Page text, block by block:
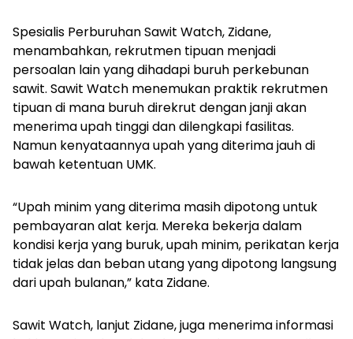
Spesialis Perburuhan Sawit Watch, Zidane,
menambahkan, rekrutmen tipuan menjadi
persoalan lain yang dihadapi buruh perkebunan
sawit. Sawit Watch menemukan praktik rekrutmen
tipuan di mana buruh direkrut dengan janji akan
menerima upah tinggi dan dilengkapi fasilitas.
Namun kenyataannya upah yang diterima jauh di
bawah ketentuan UMK.
“Upah minim yang diterima masih dipotong untuk
pembayaran alat kerja. Mereka bekerja dalam
kondisi kerja yang buruk, upah minim, perikatan kerja
tidak jelas dan beban utang yang dipotong langsung
dari upah bulanan,” kata Zidane.
Sawit Watch, lanjut Zidane, juga menerima informasi